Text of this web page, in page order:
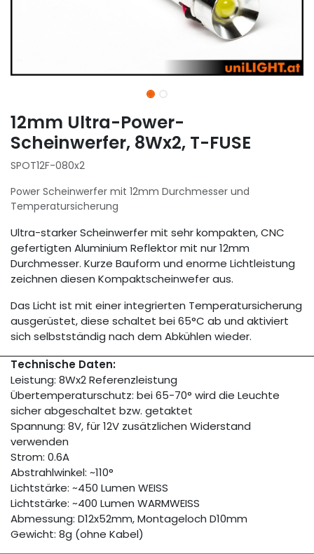
12mm Ultra-Power-
Scheinwerfer, 8Wx2, T-FUSE
SPOT12F-080x2
Power Scheinwerfer mit 12mm Durchmesser und
Temperatursicherung
Ultra-starker Scheinwerfer mit sehr kompakten, CNC
gefertigten Aluminium Reflektor mit nur 12mm
Durchmesser. Kurze Bauform und enorme Lichtleistung
zeichnen diesen Kompaktscheinwefer aus.
Das Licht ist mit einer integrierten Temperatursicherung
ausgerüstet, diese schaltet bei 65°C ab und aktiviert
sich selbstständig nach dem Abkühlen wieder.
Technische Daten:
Leistung: 8Wx2 Referenzleistung
Übertemperaturschutz: bei 65-70° wird die Leuchte
sicher abgeschaltet bzw. getaktet
Spannung: 8V, für 12V zusätzlichen Widerstand
verwenden
Strom: 0.6A
Abstrahlwinkel: ~110°
Lichtstärke: ~450 Lumen WEISS
Lichtstärke: ~400 Lumen WARMWEISS
Abmessung: D12x52mm, Montageloch D10mm
Gewicht: 8g (ohne Kabel)